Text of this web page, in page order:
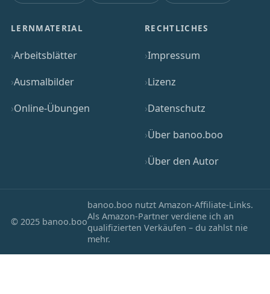
LERNMATERIAL
Arbeitsblätter
Ausmalbilder
Online-Übungen
RECHTLICHES
Impressum
Lizenz
Datenschutz
Über banoo.boo
Über den Autor
© 2025 banoo.boo
banoo.boo nutzt Amazon-Affiliate-Links.
Als Amazon-Partner verdiene ich an
qualifizierten Verkäufen – du zahlst nie
mehr.